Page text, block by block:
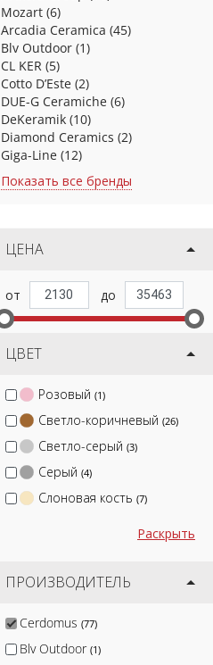
Mozart (6)
Arcadia Ceramica (45)
Blv Outdoor (1)
CL KER (5)
Cotto D’Este (2)
DUE-G Ceramiche (6)
DeKeramik (10)
Diamond Ceramics (2)
Giga-Line (12)
Показать все бренды
ЦЕНА
ЦВЕТ
Розовый (1)
Светло-коричневый (26)
Светло-серый (3)
Серый (4)
Слоновая кость (7)
Раскрыть
ПРОИЗВОДИТЕЛЬ
Cerdomus (77)
Blv Outdoor (1)